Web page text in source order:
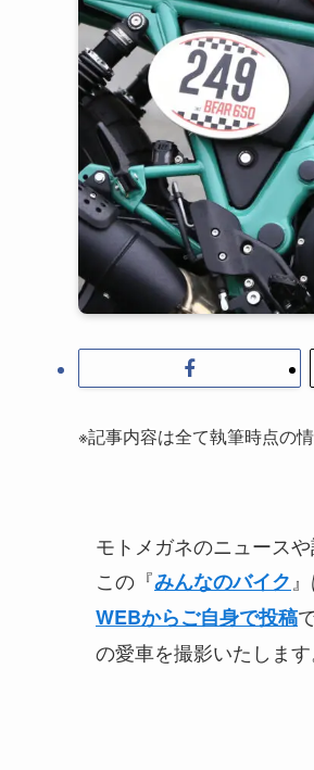
※記事内容は全て執筆時点の情
モトメガネのニュース
この『みんなのバイク
WEBからご自身で投稿
の愛車を撮影いたします